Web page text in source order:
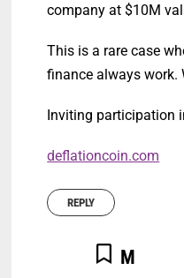
company at $10M
This is a rare case
finance always work.
Inviting participation
deflationcoin.com
REPLY
M